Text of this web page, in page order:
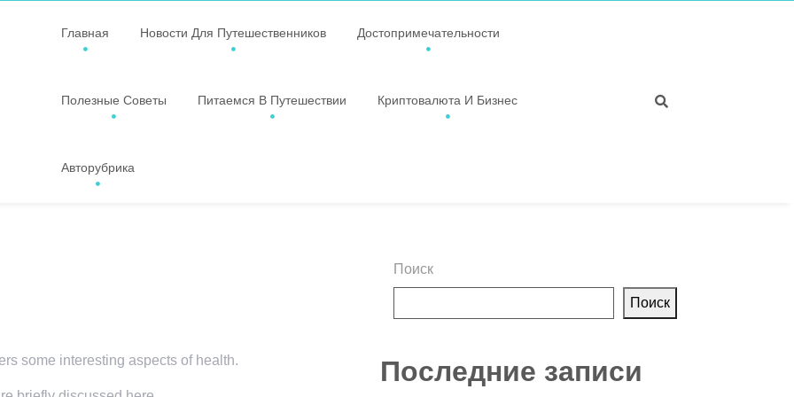
Главная Новости Для Путешественников Достопримечательности
Полезные Советы Питаемся В Путешествии Криптовалюта И Бизнес
Авторубрика
some interesting aspects of health.
Поиск
Поиск
Последние записи